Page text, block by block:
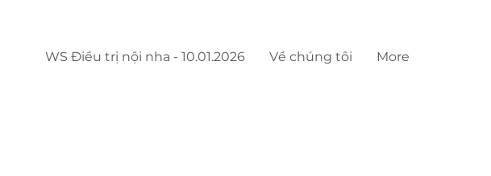
WS Điều trị nội nha - 10.01.2026 Về chúng tôi More